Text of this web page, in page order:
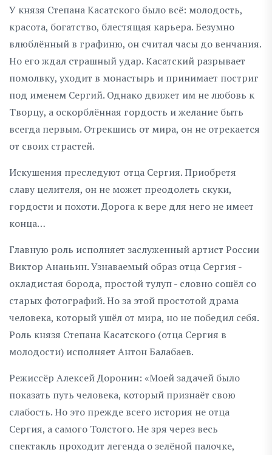
У князя Степана Касатского было всё: молодость,
красота, богатство, блестящая карьера. Безумно
влюблённый в графиню, он считал часы до венчания.
Но его ждал страшный удар. Касатский разрывает
помолвку, уходит в монастырь и принимает постриг
под именем Сергий. Однако движет им не любовь к
Творцу, а оскорблённая гордость и желание быть
всегда первым. Отрекшись от мира, он не отрекается
от своих страстей.
Искушения преследуют отца Сергия. Приобретя
славу целителя, он не может преодолеть скуки,
гордости и похоти. Дорога к вере для него не имеет
конца…
Главную роль исполняет заслуженный артист России
Виктор Ананьин. Узнаваемый образ отца Сергия -
окладистая борода, простой тулуп - словно сошёл со
старых фотографий. Но за этой простотой драма
человека, который ушёл от мира, но не победил себя.
Роль князя Степана Касатского (отца Сергия в
молодости) исполняет Антон Балабаев.
Режиссёр Алексей Доронин: «Моей задачей было
показать путь человека, который признаёт свою
слабость. Но это прежде всего история не отца
Сергия, а самого Толстого. Не зря через весь
спектакль проходит легенда о зелёной палочке,